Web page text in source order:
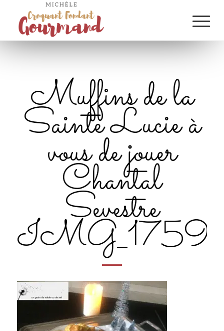
Muffins de la
Sainte Lucie à
vous de jouer
Chantal
Sevestre
IMG_1759